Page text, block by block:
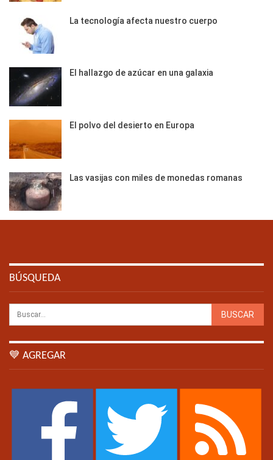
La tecnología afecta nuestro cuerpo
El hallazgo de azúcar en una galaxia
El polvo del desierto en Europa
Las vasijas con miles de monedas romanas
BÚSQUEDA
💙 AGREGAR